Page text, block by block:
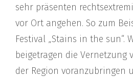
sehr präsenten
vor Ort angehen. So zum
Festival „Stains in the sun“.
beigetragen die Vernetzung
der Region voranzubringen